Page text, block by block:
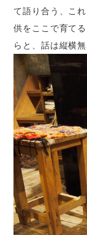
て語り合う、こ
供をここで育て
らと、話は縦横